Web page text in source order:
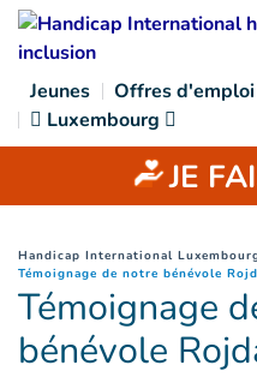
Goto main content
Jeunes Offres d'emploi
Luxembourg
JE
You are here :
Handicap International
Témoignage de notre bénévole
Témoignage
bénévole